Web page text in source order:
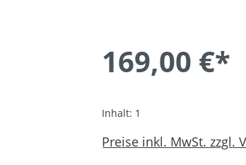
169,00 €*
Inhalt: 1
Preise inkl. MwSt. zzgl.